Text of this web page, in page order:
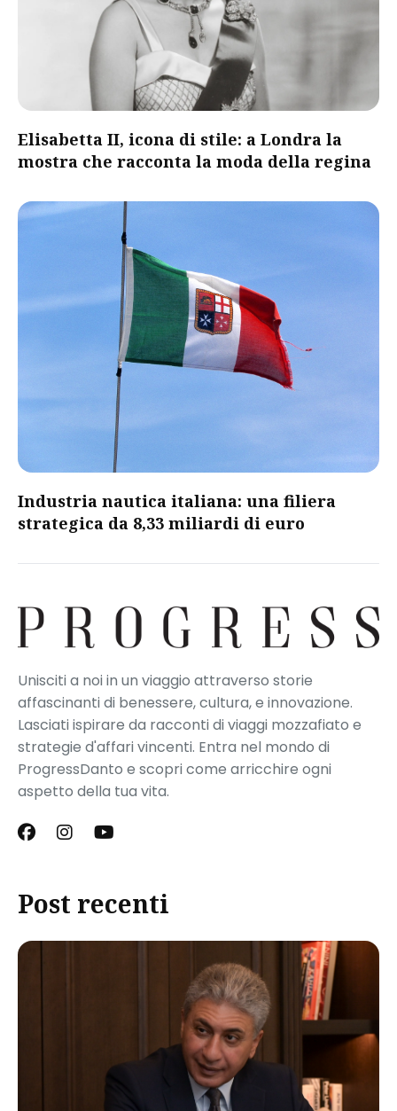
Elisabetta II, icona di stile: a Londra la
mostra che racconta la moda della regina
​Industria nautica italiana: una filiera
strategica da 8,33 miliardi di euro​
Unisciti a noi in un viaggio attraverso storie
affascinanti di benessere, cultura, e innovazione.
Lasciati ispirare da racconti di viaggi mozzafiato e
strategie d'affari vincenti. Entra nel mondo di
ProgressDanto e scopri come arricchire ogni
aspetto della tua vita.
Post recenti